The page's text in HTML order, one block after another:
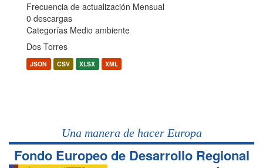
Frecuencia de actualización Mensual
0 descargas
Categorías Medio ambiente
Dos Torres
JSON CSV XLSX XML
Una manera de hacer Europa
Fondo Europeo de Desarrollo Regional